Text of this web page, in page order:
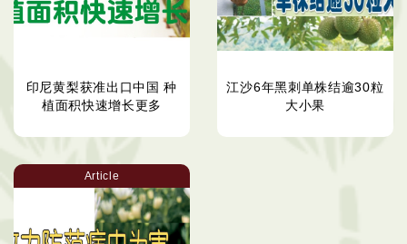
印尼黄梨获准出口中国 种
植面积快速增长更多
江沙6年黑刺单株结逾30粒
大小果
Article